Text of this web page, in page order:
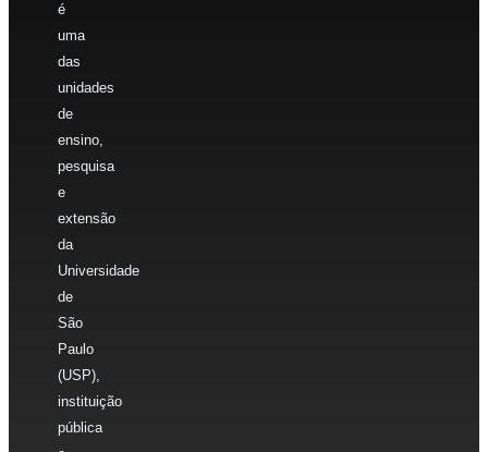
é
uma
das
unidades
de
ensino,
pesquisa
e
extensão
da
Universidade
de
São
Paulo
(USP),
instituição
pública